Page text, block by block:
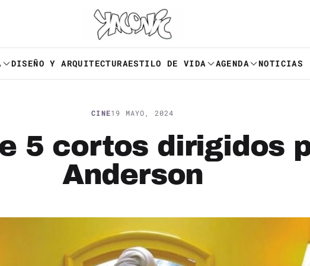
DISEÑO Y ARQUITECTURAESTILO DE VIDA AGENDA NOTICIAS
CINE19 MAYO, 2024
5 cortos dirigidos
Anderson